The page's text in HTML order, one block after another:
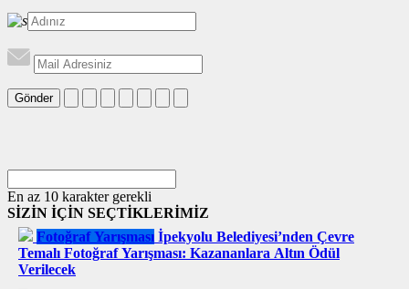
Gönder
En az 10 karakter gerekli
SİZİN İÇİN SEÇTİKLERİMİZ
Fotoğraf Yarışması İpekyolu Belediyesi’nden Çevre
Temalı Fotoğraf Yarışması: Kazananlara Altın Ödül
Verilecek